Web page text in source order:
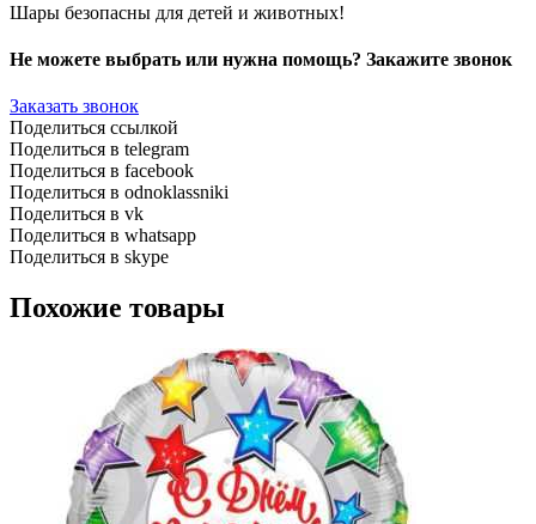
Шары безопасны для детей и животных!
Не можете выбрать или нужна помощь? Закажите звонок
Заказать звонок
Поделиться ссылкой
Поделиться в telegram
Поделиться в facebook
Поделиться в odnoklassniki
Поделиться в vk
Поделиться в whatsapp
Поделиться в skype
Похожие товары